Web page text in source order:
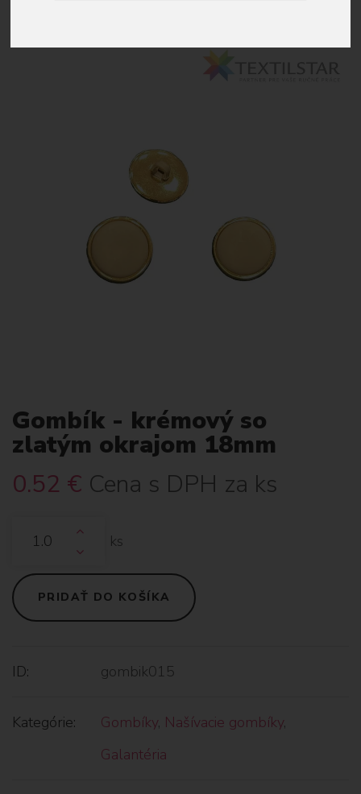
Gombík - krémový so
zlatým okrajom 18mm
0.52 € Cena s DPH za ks
ks
PRIDAŤ DO KOŠÍKA
ID: gombik015
Kategórie: Gombíky, Našívacie gombíky,
Galantéria